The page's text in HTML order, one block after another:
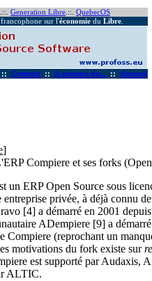
.::. Generation Libre .::. QuebecOS
francophone sur l'économie du Libre
:: Contact :: A propos de... :: Accueil
]
Compiere et ses forks
un ERP Open Source sous
entreprise privée, à déjà connu
[4] a démarré en 2001
ADempiere [9] a
Compiere (reprochant un
motivations du fork existe sur
est supporté par Audaxis,
ALTIC.